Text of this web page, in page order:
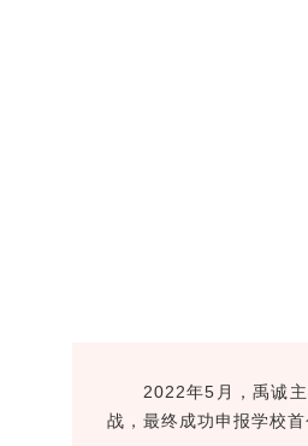
2022年5月，禹诚
战，最终成功申报学校